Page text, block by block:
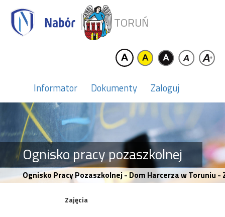
TORUŃ
Informator Dokumenty Zaloguj
Ognisko pracy pozaszkolnej
Ognisko Pracy Pozaszkolnej - Dom Harcerza w Toruniu
Zajęcia